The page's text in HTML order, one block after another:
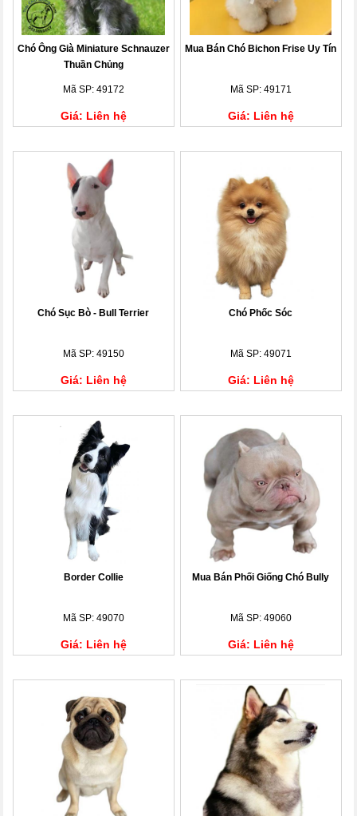
Chó Ông Già Miniature Schnauzer
Thuần Chủng
Mã SP: 49172
Giá: Liên hệ
Mua Bán Chó Bichon Frise Uy Tín
Mã SP: 49171
Giá: Liên hệ
Chó Sục Bò - Bull Terrier
Mã SP: 49150
Giá: Liên hệ
Chó Phốc Sóc
Mã SP: 49071
Giá: Liên hệ
Border Collie
Mã SP: 49070
Giá: Liên hệ
Mua Bán Phối Giống Chó Bully
Mã SP: 49060
Giá: Liên hệ